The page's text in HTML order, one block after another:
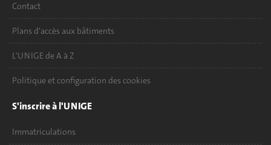
Contact
Plans d'accès aux bâtiments
L'UNIGE de A à Z
Politique et configuration des cookies
S'inscrire à l'UNIGE
Immatriculations